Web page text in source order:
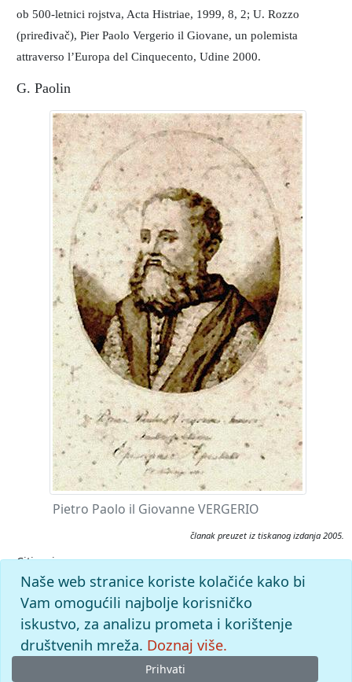
ob 500-letnici rojstva, Acta Histriae, 1999, 8, 2; U. Rozzo
(priređivač), Pier Paolo Vergerio il Giovane, un polemista
attraverso l’Europa del Cinquecento, Udine 2000.
G. Paolin
Pietro Paolo il Giovanne VERGERIO
članak preuzet iz tiskanog izdanja 2005.
Citiranje:
Vergerio, Pietro Paolo, ml..Istarska enciklopedija (2005),
Leksikografski zavod Miroslav Krleža, 2026.
Pristupljeno 9.8.2026. <https://istra.lzmk.hr/clanak/vergerio-
pietro-paolo-ml>.
Naše web stranice koriste kolačiće kako bi
Vam omogućili najbolje korisničko
iskustvo, za analizu prometa i korištenje
društvenih mreža. Doznaj više.
Prihvati